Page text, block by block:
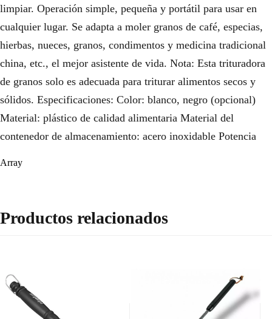
limpiar. Operación simple, pequeña y portátil para usar en
cualquier lugar. Se adapta a moler granos de café, especias,
hierbas, nueces, granos, condimentos y medicina tradicional
china, etc., el mejor asistente de vida. Nota: Esta trituradora
de granos solo es adecuada para triturar alimentos secos y
sólidos. Especificaciones: Color: blanco, negro (opcional)
Material: plástico de calidad alimentaria Material del
contenedor de almacenamiento: acero inoxidable Potencia
Array
Productos relacionados